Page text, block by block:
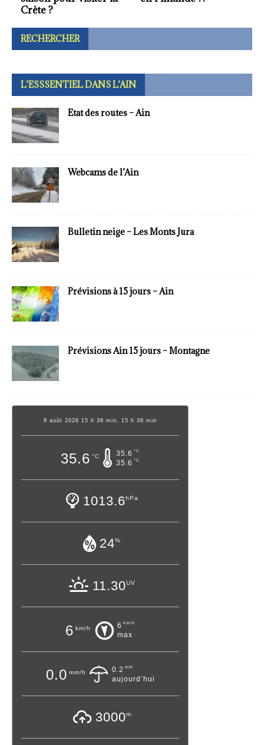
RECHERCHER
L’ESSSENTIEL DANS L’AIN
Etat des routes – Ain
Webcams de l’Ain
Bulletin neige – Les Monts Jura
Prévisions à 15 jours – Ain
Prévisions Ain 15 jours – Montagne
9 août 2026 15 h 36 min, 15 h 36 min
35.6 °C 35.6 °C
35.6 °C
1013.6hPa
24%
11.30UV
6 km/h 6 km/h
max
0.0 mm/h 0.2 mm
aujourd’hui
3000m